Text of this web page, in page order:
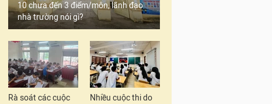
10 chưa đến 3 điểm/môn, lãnh đạo
nhà trường nói gì?
Rà soát các cuộc
Nhiều cuộc thi do